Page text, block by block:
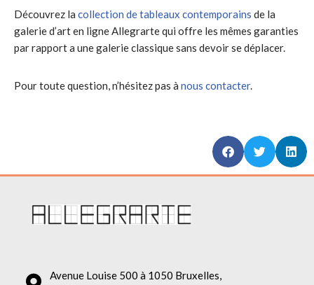
Découvrez la collection de tableaux contemporains de la
galerie d’art en ligne Allegrarte qui offre les mêmes garanties
par rapport a une galerie classique sans devoir se déplacer.
Pour toute question, n’hésitez pas à nous contacter.
Avenue Louise 500 à 1050 Bruxelles,